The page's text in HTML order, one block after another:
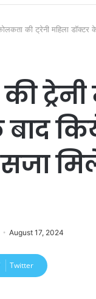
की ट्रेनी महिला डॉक्टर
August 17, 2024
Twitter